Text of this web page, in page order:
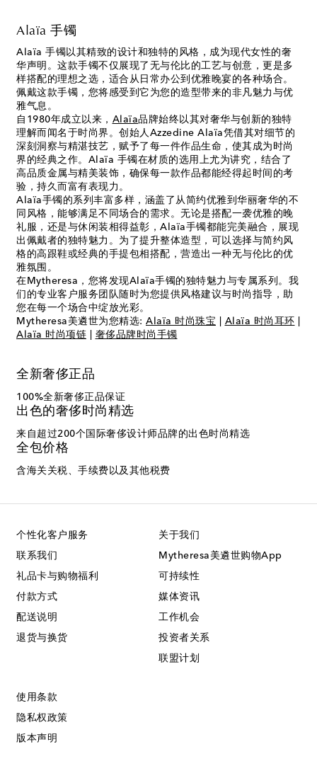
Alaïa 手镯
Alaïa 手镯以其精致的设计和独特的风格，成为现代女性的奢
华声明。这款手镯不仅展现了无与伦比的工艺与创意，更是多
样搭配的理想之选，适合从日常办公到优雅晚宴的各种场合。
佩戴这款手镯，您将感受到它为您的造型带来的非凡魅力与优
雅气息。
自1980年成立以来， Alaïa品牌始终以其对奢华与创新的独特
理解而闻名于时尚界。创始人Azzedine Alaïa凭借其对细节的
深刻洞察与精湛技艺，赋予了每一件作品生命，使其成为时尚
界的经典之作。Alaïa 手镯在材质的选用上尤为讲究，结合了
高品质金属与精美装饰，确保每一款作品都能经得起时间的考
验，持久而富有表现力。
Alaïa手镯的系列丰富多样，涵盖了从简约优雅到华丽奢华的不
同风格，能够满足不同场合的需求。无论是搭配一袭优雅的晚
礼服，还是与休闲装相得益彰，Alaïa手镯都能完美融合，展现
出佩戴者的独特魅力。为了提升整体造型，可以选择与简约风
格的高跟鞋或经典的手提包相搭配，营造出一种无与伦比的优
雅氛围。
在Mytheresa，您将发现Alaïa手镯的独特魅力与专属系列。我
们的专业客户服务团队随时为您提供风格建议与时尚指导，助
您在每一个场合中绽放光彩。
Mytheresa美遴世为您精选: Alaïa 时尚珠宝 Alaïa 时尚耳环
Alaïa 时尚项链
奢侈品牌时尚手镯
全新奢侈正品
100%全新奢侈正品保证
出色的奢侈时尚精选
来自超过200个国际奢侈设计师品牌的出色时尚精选
全包价格
含海关关税、手续费以及其他税费
个性化客户服务
联系我们
礼品卡与购物福利
付款方式
配送说明
退货与换货
关于我们
Mytheresa美遴世购物App
可持续性
媒体资讯
工作机会
投资者关系
联盟计划
使用条款
隐私权政策
版本声明